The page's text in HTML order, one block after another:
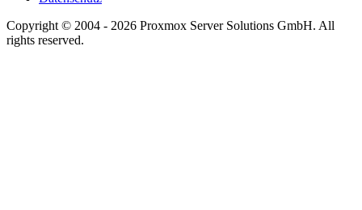
Copyright © 2004 - 2026 Proxmox Server Solutions GmbH. All
rights reserved.